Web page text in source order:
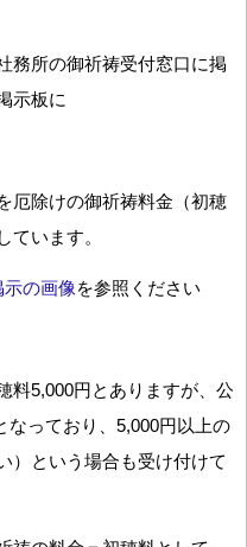
務所の御祈祷受付窓口に掲
示板に
厄除けの御祈祷料金（初穂
ています。
の画像を参照ください
料5,000円とありますが、公
なっており、5,000円以上の
）という場合も受け付けて